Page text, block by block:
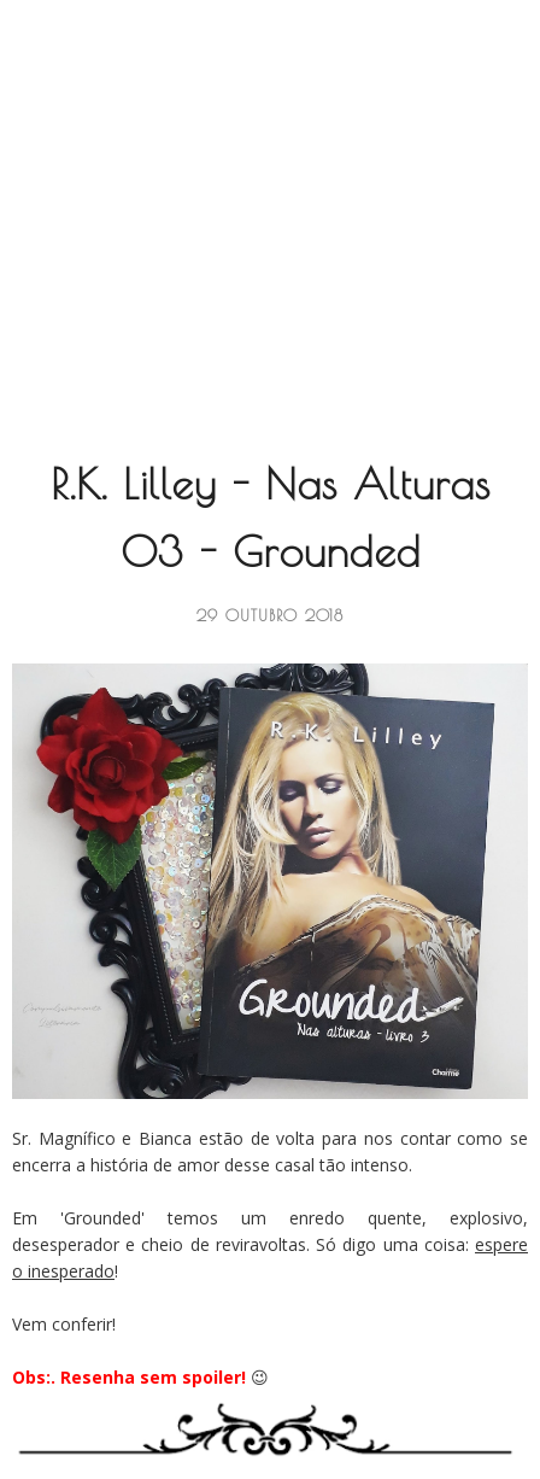
R.K. Lilley - Nas Alturas
03 - Grounded
29 OUTUBRO 2018
Sr. Magnífico e Bianca estão de volta para nos contar como se
encerra a história de amor desse casal tão intenso.
Em 'Grounded' temos um enredo quente, explosivo,
desesperador e cheio de reviravoltas. Só digo uma coisa: espere
o inesperado!
Vem conferir!
Obs:. Resenha sem spoiler! 😉